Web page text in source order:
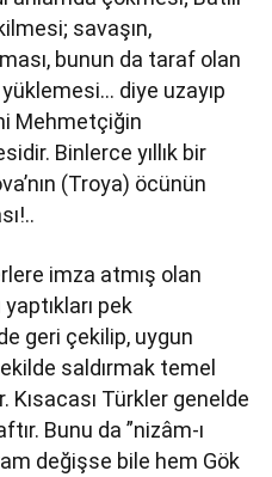
savaşın,
bunun da taraf olan
diye uzayıp
Mehmetçiğin
Binlerce yıllık bir
(Troya) öcünün
imza atmış olan
pek
geri çekilip, uygun
saldırmak temel
Türkler genelde
Bunu da ”nizâm-ı
değişse bile hem Gök